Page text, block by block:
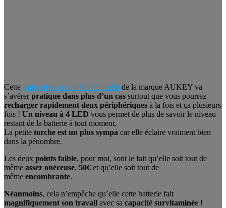
Cette batterie externe 20 000 mAh de la marque AUKEY va
s’avérerpratique dans plus d’un cas surtout que vous pourrez
recharger rapidement deux périphériques à la fois et ça plusieurs
fois ! Un niveau à 4 LED vous permet de plus de savoir le niveau
restant de la batterie à tout moment.
La petite torche est un plus sympa car elle éclaire vraiment bien
dans la pénombre.
Les deux points faible, pour moi, sont le fait qu’elle soit tout de
même assez onéreuse, 50€ et qu’elle soit tout de
même encombrante.
Néanmoins, cela n’empêche qu’elle cette batterie fait
magnifiquement son travail avec sa capacité survitaminée !